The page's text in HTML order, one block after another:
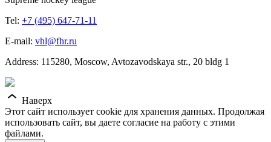
Tel: +7 (495) 647-71-11
E-mail: vhl@fhr.ru
Address: 115280, Moscow, Avtozavodskaya str., 20 bldg 1
Наверх
Этот сайт использует cookie для хранения данных. Продолжая
использовать сайт, вы даете согласие на работу с этими
файлами.